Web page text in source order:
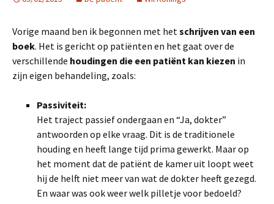
Vorige maand ben ik begonnen met hetschrijven van een
boek. Het is gericht op patiënten en het gaat over de
verschillende houdingen die een patiënt kan kiezen in
zijn eigen behandeling, zoals:
Passiviteit:
Het traject passief ondergaan en “Ja, dokter”
antwoorden op elke vraag. Dit is de traditionele
houding en heeft lange tijd prima gewerkt. Maar op
het moment dat de patiënt de kamer uit loopt weet
hij de helft niet meer van wat de dokter heeft gezegd.
En waar was ook weer welk pilletje voor bedoeld?